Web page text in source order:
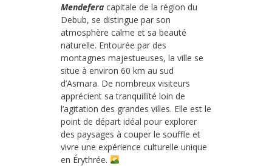
Mendefera capitale de la région du
Debub, se distingue par son
atmosphère calme et sa beauté
naturelle. Entourée par des
montagnes majestueuses, la ville se
situe à environ 60 km au sud
d’Asmara. De nombreux visiteurs
apprécient sa tranquillité loin de
l’agitation des grandes villes. Elle est le
point de départ idéal pour explorer
des paysages à couper le souffle et
vivre une expérience culturelle unique
en Érythrée.